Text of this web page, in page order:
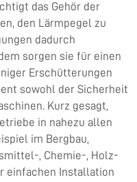
das Gehör der
den Lärmpegel zu
dadurch
sorgen sie für einen
Erschütterungen
sowohl der Sicherheit
Kurz gesagt,
in nahezu allen
im Bergbau,
, Chemie-, Holz-
einfachen Installation